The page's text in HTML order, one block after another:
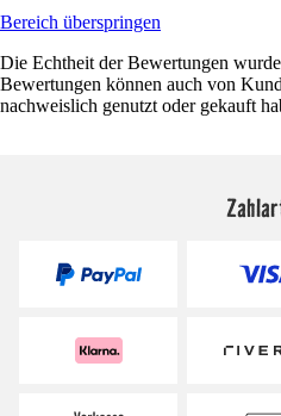
Bereich überspringen
Die Echtheit der Bewertungen
Bewertungen können auch von
nachweislich genutzt oder gekauft